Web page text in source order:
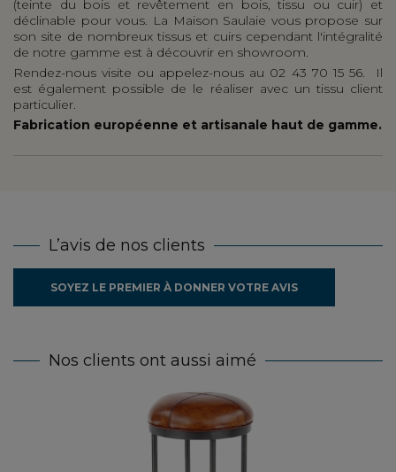
(teinte du bois et revêtement en bois, tissu ou cuir) et
déclinable pour vous. La Maison Saulaie vous propose sur
son site de nombreux tissus et cuirs cependant l'intégralité
de notre gamme est à découvrir en showroom.
Rendez-nous visite ou appelez-nous au 02 43 70 15 56. Il
est également possible de le réaliser avec un tissu client
particulier.
Fabrication européenne et artisanale haut de gamme.
L’avis de nos clients
SOYEZ LE PREMIER À DONNER VOTRE AVIS
Nos clients ont aussi aimé